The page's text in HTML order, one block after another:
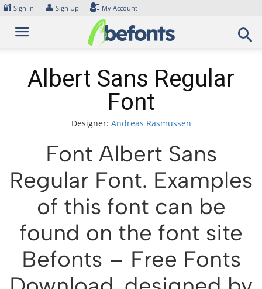
Skip
content
🔐 Sign In 👤 Sign Up My Account
Albert Sans Regular
Font
Designer: Andreas Rasmussen
Font Albert Sans
Regular Font. Examples
of this font can be
found on the font site
Befonts – Free Fonts